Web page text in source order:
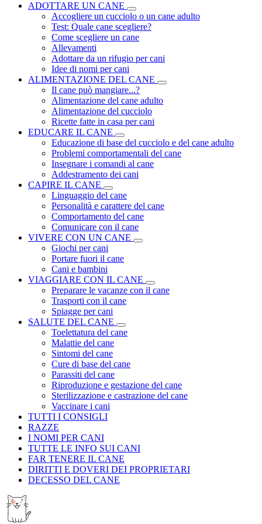
ADOTTARE UN CANE
Accogliere un cucciolo o un cane adulto
Test: Quale cane scegliere?
Come scegliere un cane
Allevamenti
Adottare da un rifugio per cani
Idee di nomi per cani
ALIMENTAZIONE DEL CANE
Il cane può mangiare...?
Alimentazione del cane adulto
Alimentazione del cucciolo
Ricette fatte in casa per cani
EDUCARE IL CANE
Educazione di base del cucciolo e del cane adulto
Problemi comportamentali del cane
Insegnare i comandi al cane
Addestramento dei cani
CAPIRE IL CANE
Linguaggio del cane
Personalità e carattere del cane
Comportamento del cane
Comunicare con il cane
VIVERE CON UN CANE
Giochi per cani
Portare fuori il cane
Cani e bambini
VIAGGIARE CON IL CANE
Preparare le vacanze con il cane
Trasporti con il cane
Spiagge per cani
SALUTE DEL CANE
Toelettatura del cane
Malattie del cane
Sintomi del cane
Cure di base del cane
Parassiti del cane
Riproduzione e gestazione del cane
Sterilizzazione e castrazione del cane
Vaccinare i cani
TUTTI I CONSIGLI
RAZZE
I NOMI PER CANI
TUTTE LE INFO SUI CANI
FAR TENERE IL CANE
DIRITTI E DOVERI DEI PROPRIETARI
DECESSO DEL CANE